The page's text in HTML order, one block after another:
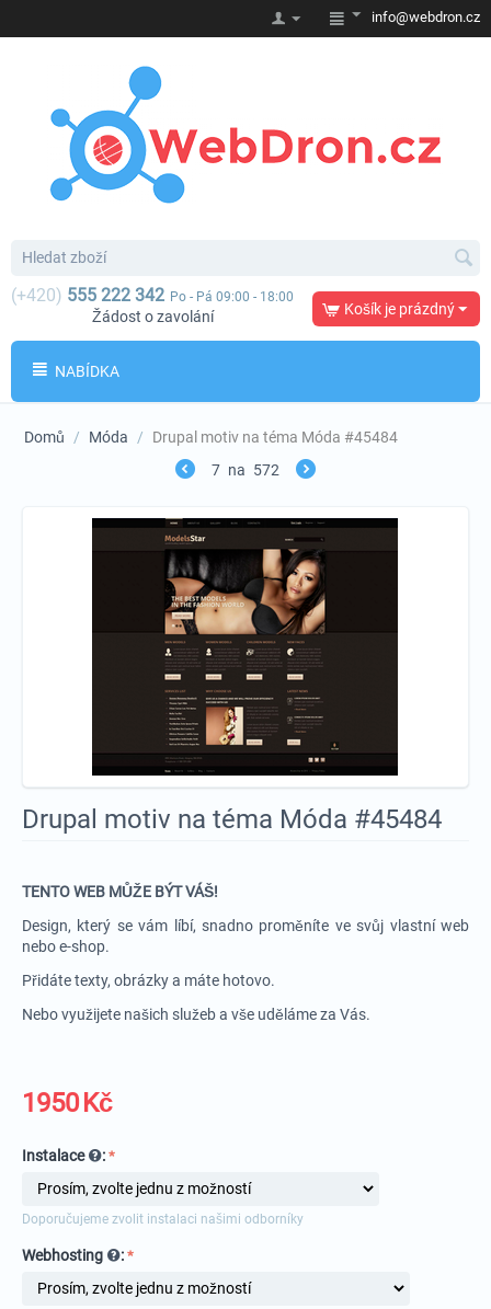
info@webdron.cz
(+420) 555 222 342 Po - Pá 09:00 - 18:00
Žádost o zavolání Košík je prázdný
NABÍDKA
Domů / Móda /
Drupal motiv na téma Móda #45484
7 na 572
Drupal motiv na téma Móda #45484
TENTO WEB MŮŽE BÝT VÁŠ!
Design, který se vám líbí, snadno proměníte ve svůj vlastní web
nebo e-shop.
Přidáte texty, obrázky a máte hotovo.
Nebo využijete našich služeb a vše uděláme za Vás.
1950Kč
Instalace :
Doporučujeme zvolit instalaci našimi odborníky
Webhosting :